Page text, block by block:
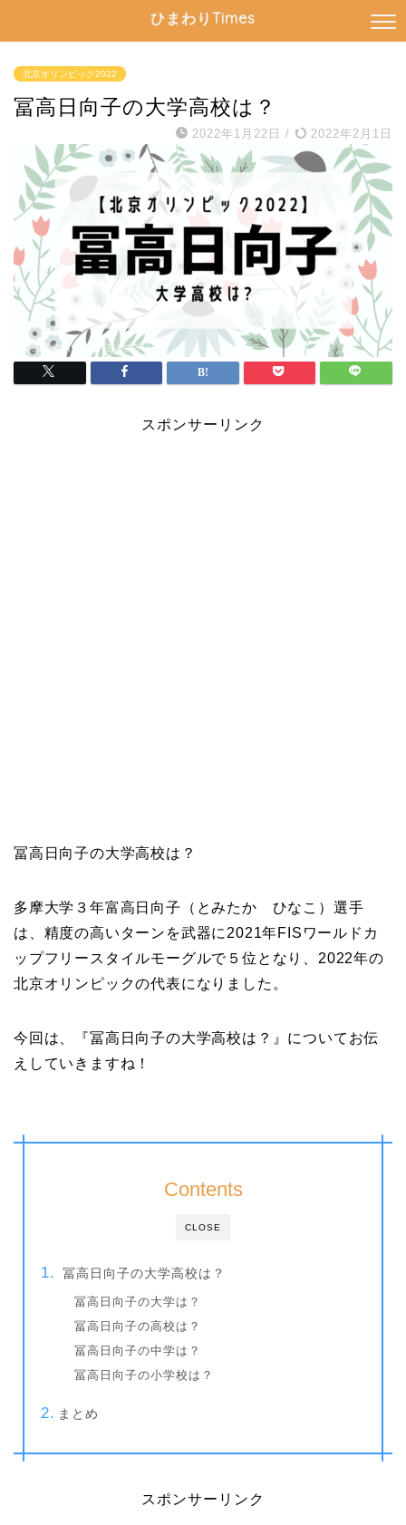
ひまわりTimes
北京オリンピック2022
冨高日向子の大学高校は？
2022年1月22日 / 2022年2月1日
スポンサーリンク
冨高日向子の大学高校は？
多摩大学３年富高日向子（とみたか ひなこ）選手
は、精度の高いターンを武器に2021年FISワールドカ
ップフリースタイルモーグルで５位となり、2022年の
北京オリンピックの代表になりました。
今回は、『冨高日向子の大学高校は？』についてお伝
えしていきますね！
CLOSE
Contents
冨高日向子の大学高校は？
冨高日向子の大学は？
冨高日向子の高校は？
冨高日向子の中学は？
冨高日向子の小学校は？
まとめ
スポンサーリンク